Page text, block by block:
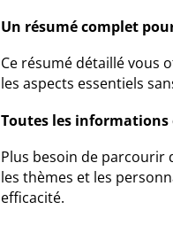
Un résumé complet
Ce résumé détaillé vous
les aspects essentiels
Toutes les
Plus besoin de parcourir
les thèmes et les
efficacité.